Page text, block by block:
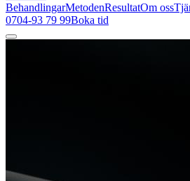
BehandlingarMetodenResultatOm oss
0704-93 79 99Boka tid